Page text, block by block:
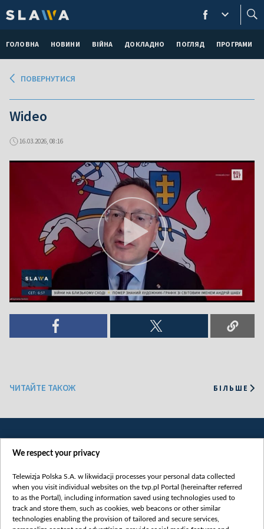
ГОЛОВНА НОВИНИ ВІЙНА ДОКЛАДНО ПОГЛЯД ПРОГРАМИ
ПОВЕРНУТИСЯ
Wideo
16.03.2026, 08:16
ЧИТАЙТЕ ТАКОЖ БІЛЬШЕ
Категорії
We respect your privacy
Telewizja Polska S.A. w likwidacji processes your personal data collected
when you visit individual websites on the tvp.pl Portal (hereinafter referred
to as the Portal), including information saved using technologies used to
track and store them, such as cookies, web beacons or other similar
technologies enabling the provision of tailored and secure services,